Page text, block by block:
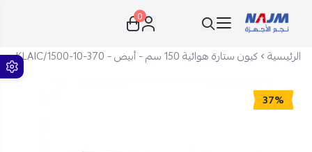
نجم الأجهزة
0
الرئيسية كيون ستارة هوائية 150 سم - أبيض - 370-10-KLAIC/1500
37%